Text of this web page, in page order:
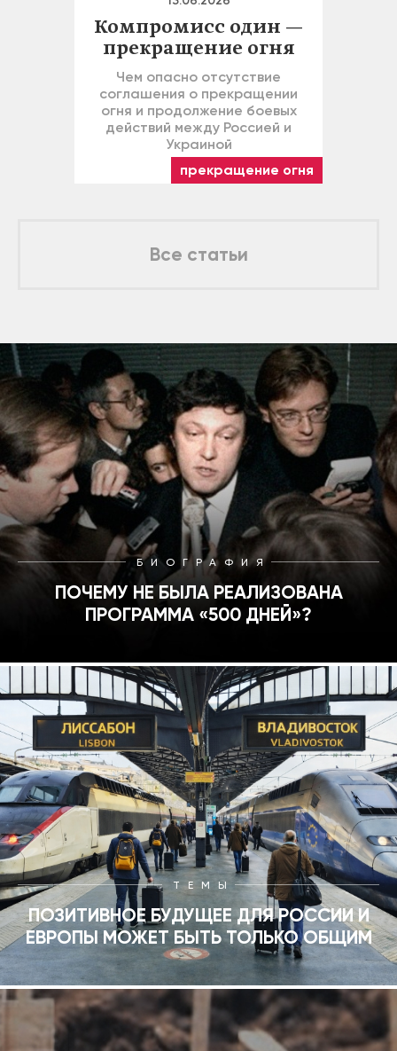
Компромисс один —
прекращение огня
Чем опасно отсутствие
соглашения о прекращении
огня и продолжение боевых
действий между Россией и
Украиной
прекращение огня
Все статьи
БИОГРАФИЯ
ПОЧЕМУ НЕ БЫЛА РЕАЛИЗОВАНА
ПРОГРАММА «500 ДНЕЙ»?
ТЕМЫ
ПОЗИТИВНОЕ БУДУЩЕЕ ДЛЯ РОССИИ И
ЕВРОПЫ МОЖЕТ БЫТЬ ТОЛЬКО ОБЩИМ